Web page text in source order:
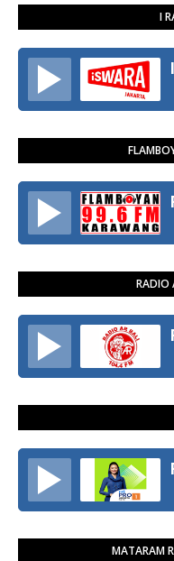
I
RADIO
MATARAM